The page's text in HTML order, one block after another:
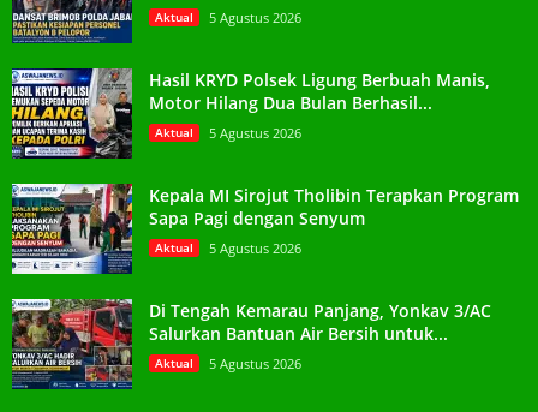
Aktual 5 Agustus 2026
Hasil KRYD Polsek Ligung Berbuah Manis,
Motor Hilang Dua Bulan Berhasil...
Aktual 5 Agustus 2026
Kepala MI Sirojut Tholibin Terapkan Program
Sapa Pagi dengan Senyum
Aktual 5 Agustus 2026
Di Tengah Kemarau Panjang, Yonkav 3/AC
Salurkan Bantuan Air Bersih untuk...
Aktual 5 Agustus 2026